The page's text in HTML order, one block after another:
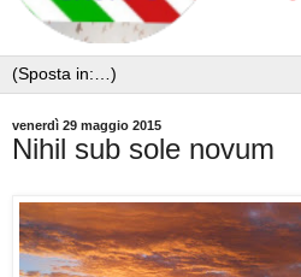
venerdì 29 maggio 2015
Nihil sub sole novum